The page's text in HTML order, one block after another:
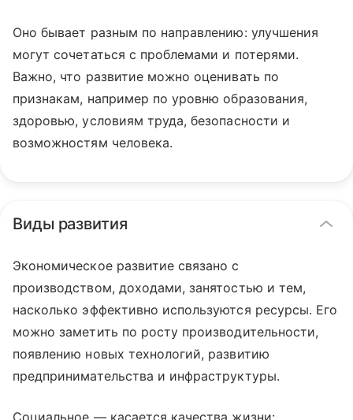
Оно бывает разным по направлению: улучшения
могут сочетаться с проблемами и потерями.
Важно, что развитие можно оценивать по
признакам, например по уровню образования,
здоровью, условиям труда, безопасности и
возможностям человека.
Виды развития
Экономическое развитие связано с
производством, доходами, занятостью и тем,
насколько эффективно используются ресурсы. Его
можно заметить по росту производительности,
появлению новых технологий, развитию
предпринимательства и инфраструктуры.
Социальное — касается качества жизни: